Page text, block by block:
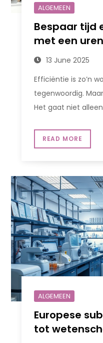
ALGEMEEN
Bespaar tijd
met een
13 June 2025
Efficiëntie is zo’n
tegenwoordig.
Het gaat niet
READ MORE
ALGEMEEN
Europese
tot